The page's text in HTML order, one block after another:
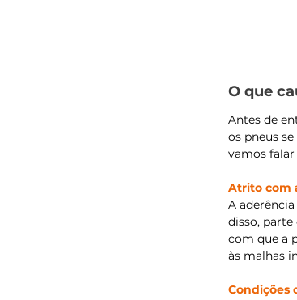
O que
Antes de
os pneus
vamos falar
Atrito com
A
disso,
com que a
às malhas
Condições